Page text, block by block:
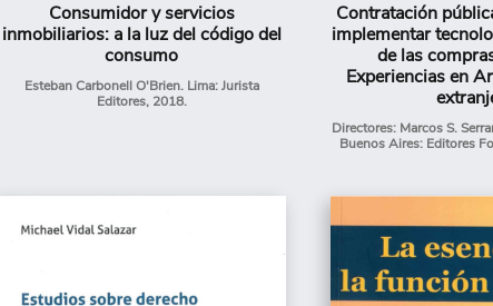
Consumidor y servicios
inmobiliarios: a la luz del código del
consumo
Esteban Carbonell O'Brien. Lima: Jurista
Editores, 2018.
Contratación
implementar
de las
Experiencias en
Directores: Marcos S.
Buenos Aires: Editores